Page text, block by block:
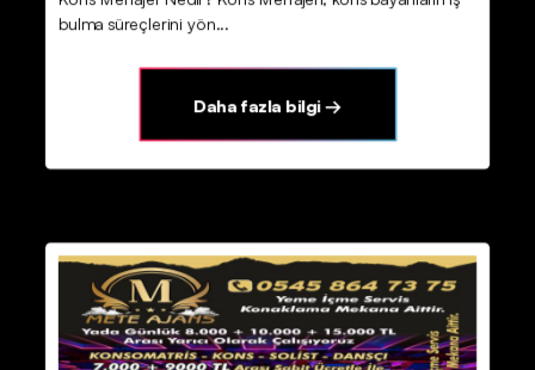
bulma süreçlerini yön...
Daha fazla bilgi →